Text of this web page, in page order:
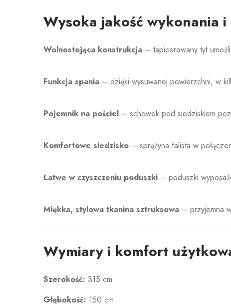
Wysoka jakość wykonania
Wolnostojąca konstrukcja – tapicerowany tył
Funkcja spania – dzięki wysuwanej powierzchni, w
Pojemnik na pościel – schowek pod siedziskiem
Komfortowe siedzisko – sprężyna falista w
Łatwe w czyszczeniu poduszki – poduszki
Miękka, stylowa tkanina sztruksowa – przyjemna
Wymiary i komfort
Szerokość: 315 cm
Głębokość: 150 cm